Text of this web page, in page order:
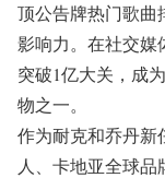
顶公告牌热门歌曲
影响力。在社交媒
突破1亿大关，成
物之一。
作为耐克和乔丹新
人、卡地亚全球